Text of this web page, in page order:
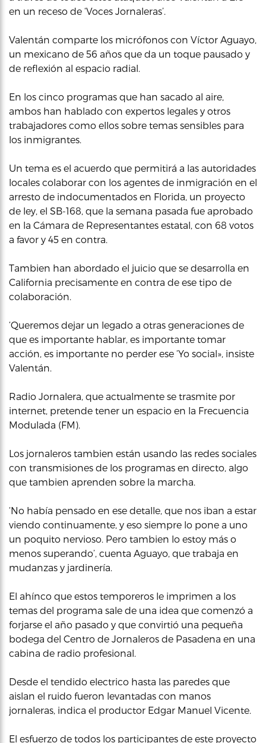
en un receso de ‘Voces Jornaleras’.
Valentán comparte los micrófonos con Víctor Aguayo,
un mexicano de 56 años que da un toque pausado y
de reflexión al espacio radial.
En los cinco programas que han sacado al aire,
ambos han hablado con expertos legales y otros
trabajadores como ellos sobre temas sensibles para
los inmigrantes.
Un tema es el acuerdo que permitirá a las autoridades
locales colaborar con los agentes de inmigración en el
arresto de indocumentados en Florida, un proyecto
de ley, el SB-168, que la semana pasada fue aprobado
en la Cámara de Representantes estatal, con 68 votos
a favor y 45 en contra.
Tambien han abordado el juicio que se desarrolla en
California precisamente en contra de ese tipo de
colaboración.
‘Queremos dejar un legado a otras generaciones de
que es importante hablar, es importante tomar
acción, es importante no perder ese ‘Yo social», insiste
Valentán.
Radio Jornalera, que actualmente se trasmite por
internet, pretende tener un espacio en la Frecuencia
Modulada (FM).
Los jornaleros tambien están usando las redes sociales
con transmisiones de los programas en directo, algo
que tambien aprenden sobre la marcha.
‘No había pensado en ese detalle, que nos iban a estar
viendo continuamente, y eso siempre lo pone a uno
un poquito nervioso. Pero tambien lo estoy más o
menos superando’, cuenta Aguayo, que trabaja en
mudanzas y jardinería.
El ahínco que estos temporeros le imprimen a los
temas del programa sale de una idea que comenzó a
forjarse el año pasado y que convirtió una pequeña
bodega del Centro de Jornaleros de Pasadena en una
cabina de radio profesional.
Desde el tendido electrico hasta las paredes que
aislan el ruido fueron levantadas con manos
jornaleras, indica el productor Edgar Manuel Vicente.
El esfuerzo de todos los participantes de este proyecto